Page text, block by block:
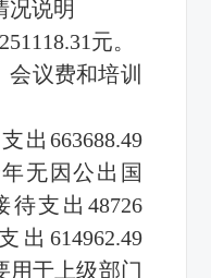
况说明
元。
会议费和培训
出663688.49
无因公出国
待支出48726
614962.49
用于上级部门